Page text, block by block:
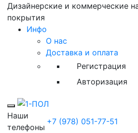
Дизайнерские и коммерческие
покрытия
Инфо
О нас
Доставка и оплата
Регистрация
Авторизация
Toggle mobile menu
Наши
телефоны
+7 (978) 051-77-51